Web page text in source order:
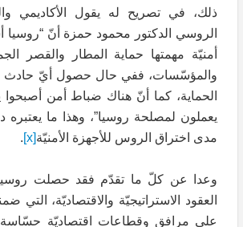
ذلك، في تصريح له يقول الأكاديمي
الروسي الدكتور محمود حمزة أنّ
أمنيّة مهمتها حماية المطار والقصر
والمؤسّسات، ففي حال حصول أيّ حادث
الحماية، كما أنّ هناك ضباط أمن أصبحوا
يعملون لمصلحة روسيا”، وهذا ما يعتبره
مدى اختراق الروس للأجهزة الأمنيّة[x]
.
وعدا عن كلّ ما تقدّم فقد حصلت
العقود الاستراتيجيّة والاقتصاديّة، التي
على مرافق وقطاعات اقتصاديّة حسّاسة